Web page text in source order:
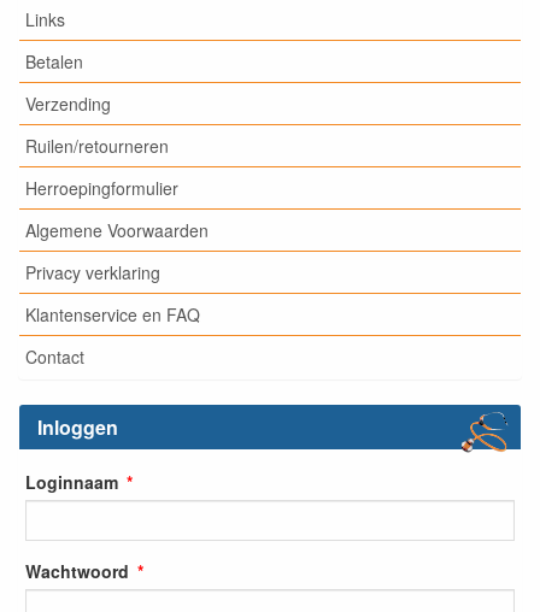
Links
Betalen
Verzending
Ruilen/retourneren
Herroepingformulier
Algemene Voorwaarden
Privacy verklaring
Klantenservice en FAQ
Contact
Inloggen
Loginnaam
Wachtwoord